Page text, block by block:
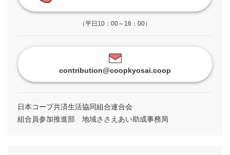
（平日10：00～16：00）
contribution@coopkyosai.coop
日本コープ共済生活協同組合連合会
組合員参加推進部 地域ささえあい助成事務局